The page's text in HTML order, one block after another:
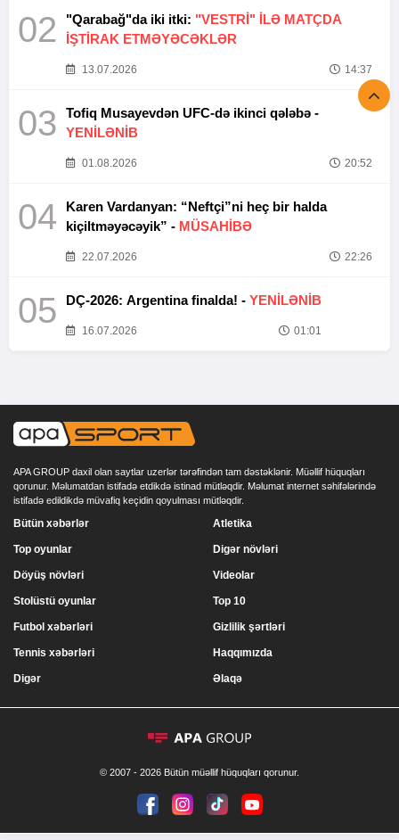
02 "Qarabağ"da iki itki: "VESTRİ" İLƏ MATÇDA
İŞTİRAK ETMƏYƏCƏKLƏR
13.07.2026 14:37
03
Tofiq Musayevdən UFC-də ikinci qələbə -
YENİLƏNİB
01.08.2026 20:52
04
Karen Vardanyan: “Neftçi”ni heç bir halda
kiçiltməyəcəyik” - MÜSAHİBƏ
22.07.2026 22:26
05 DÇ-2026: Argentina finalda! - YENİLƏNİB
16.07.2026 01:01
APA GROUP daxil olan saytlar uzerlər tərəfindən tam dəstəklənir. Müəllif hüquqları
qorunur. Məlumatdan istifadə etdikdə istinad mütləqdir. Məlumat internet səhifələrində
istifadə edildikdə müvafiq keçidin qoyulması mütləqdir.
Bütün xəbərlər
Top oyunlar
Döyüş növləri
Stolüstü oyunlar
Atletika
Digər növləri
Videolar
Top 10
Futbol xəbərləri
Tennis xəbərləri
Digər
Gizlilik şərtləri
Haqqımızda
Əlaqə
© 2007 - 2026 Bütün müəllif hüquqları qorunur.